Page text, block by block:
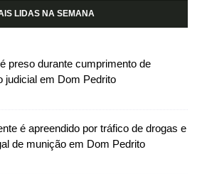
LIDAS NA SEMANA
preso durante cumprimento de
judicial em Dom Pedrito
é apreendido por tráfico de drogas e
de munição em Dom Pedrito